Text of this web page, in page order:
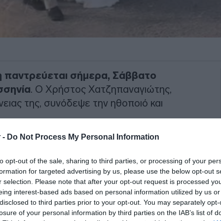
- Do Not Process My Personal Information
opt-out of the sale, sharing to third parties, or processing of your
for targeted advertising by us, please use the below opt-out
selection. Please note that after your opt-out request is processed
interest-based ads based on personal information utilized by us
to third parties prior to your opt-out. You may separately
of your personal information by third parties on the IAB’s list of
σήμερα, Σάββατο
. Ο Χρήστος Χατζηπαναγιώτης,
της, συνόδεψε την ηθοποιό και
τις λεπτομέρειες σχετικά με το
του ζευγαριού είναι οι
και Μαρία Μπεκατώρου. Ο
στα social media τις πρώτες